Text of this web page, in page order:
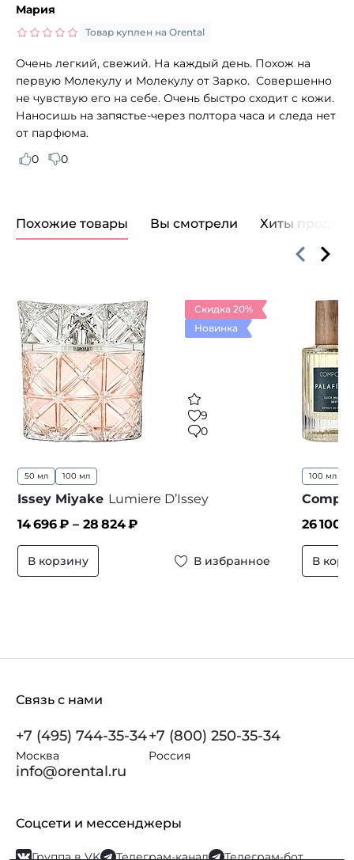
Мария
Товар куплен на Orental
Очень легкий, свежий. На каждый день. Похож на
первую Молекулу и Молекулу от Зарко. Совершенно
не чувствую его на себе. Очень быстро сходит с кожи.
Наносишь на запястье-через полтора часа и следа нет
от парфюма.
0
0
Похожие товары Вы смотрели Хиты продаж
Скидка 20%
Новинка
9
0
50 мл 100 мл
Issey Miyake Lumiere D’Issey
14 696₽ – 28 824₽
В корзину В избранное
100 мл
26 100
В
Связь с нами
+7 (495) 744-35-34
Москва
+7 (800) 250-35-34
Россия
info@orental.ru
Соцсети и мессенджеры